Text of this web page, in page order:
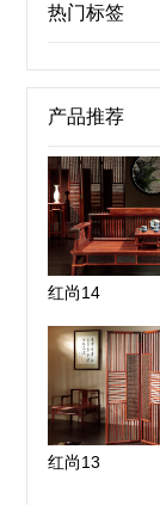
热门标签
产品推荐
红尚14
红尚13